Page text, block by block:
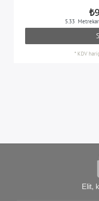
5.33
* KDV
Elit,